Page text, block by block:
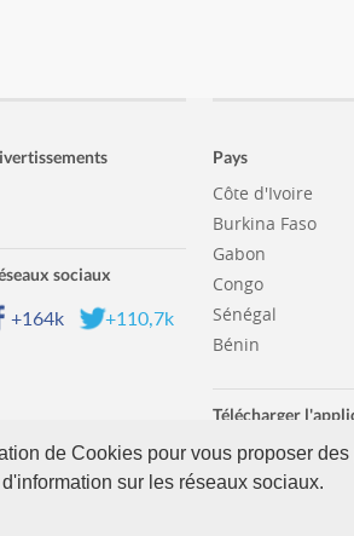
de Cookies pour vous proposer
sur les réseaux sociaux.
sociaux
+164k +110,7k
Pays
Côte d'Ivoire
Burkina Faso
Gabon
Congo
Sénégal
Bénin
Télécharger